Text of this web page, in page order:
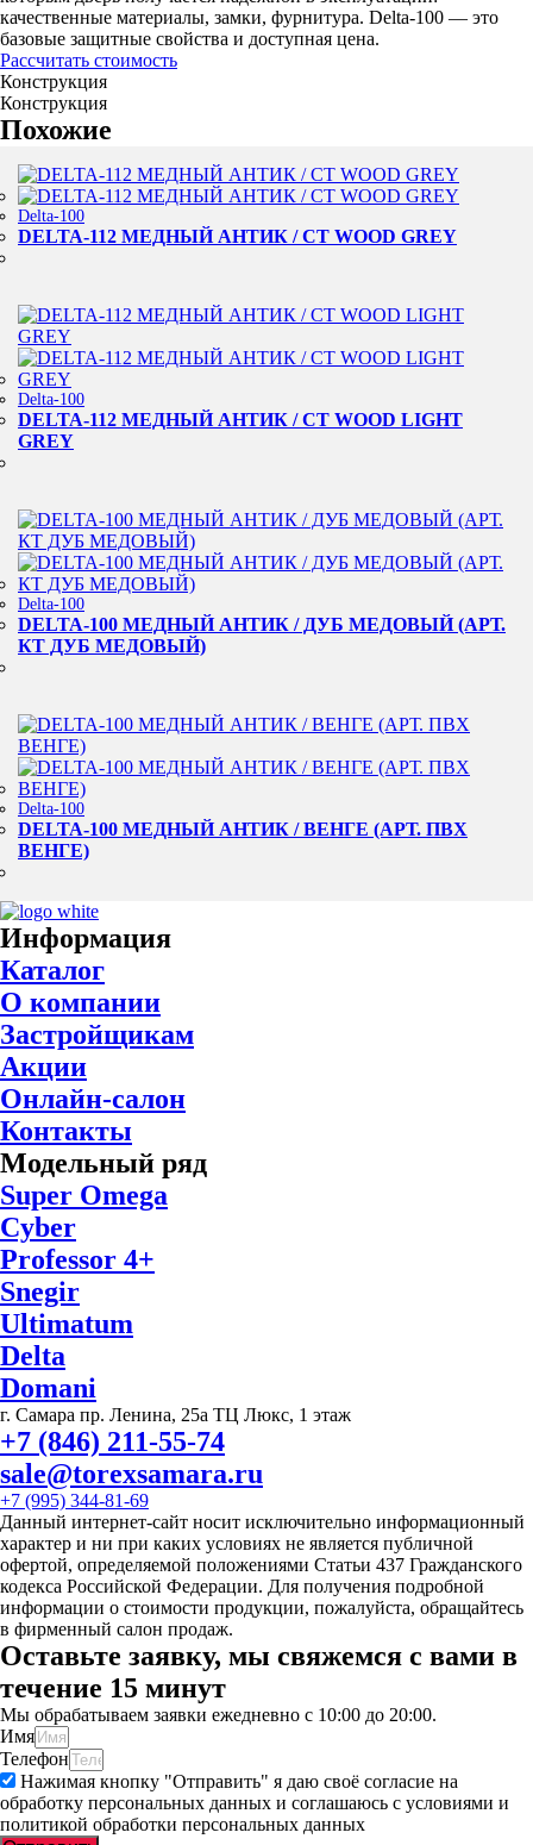
качественные материалы, замки, фурнитура. Delta-100 — это
базовые защитные свойства и доступная цена.
Рассчитать стоимость
Конструкция
Конструкция
Похожие
Delta-100
DELTA-112 МЕДНЫЙ АНТИК / CT WOOD GREY
Delta-100
DELTA-112 МЕДНЫЙ АНТИК / CT WOOD LIGHT
GREY
Delta-100
DELTA-100 МЕДНЫЙ АНТИК / ДУБ МЕДОВЫЙ (АРТ.
КТ ДУБ МЕДОВЫЙ)
Delta-100
DELTA-100 МЕДНЫЙ АНТИК / ВЕНГЕ (АРТ. ПВХ
ВЕНГЕ)
Информация
Каталог
О компании
Застройщикам
Акции
Онлайн-салон
Контакты
Модельный ряд
Super Omega
Cyber
Professor 4+
Snegir
Ultimatum
Delta
Domani
г. Самара пр. Ленина, 25а ТЦ Люкс, 1 этаж
+7 (846) 211-55-74
sale@torexsamara.ru
+7 (995) 344-81-69
Данный интернет-сайт носит исключительно информационный
характер и ни при каких условиях не является публичной
офертой, определяемой положениями Статьи 437 Гражданского
кодекса Российской Федерации. Для получения подробной
информации о стоимости продукции, пожалуйста, обращайтесь
в фирменный салон продаж.
Оставьте заявку, мы свяжемся с вами в
течение 15 минут
Мы обрабатываем заявки ежедневно с 10:00 до 20:00.
Имя
Телефон
Нажимая кнопку "Отправить" я даю своё согласие на
обработку персональных данных и соглашаюсь с условиями и
политикой обработки персональных данных